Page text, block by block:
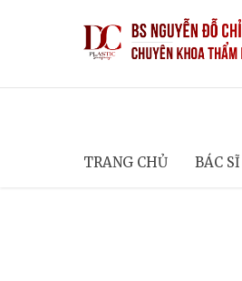
TRANG CHỦ BÁC